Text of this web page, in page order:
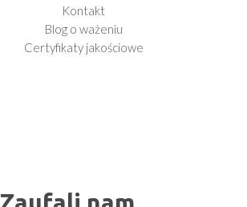
Kontakt
Blog o ważeniu
Certyfikaty jakościowe